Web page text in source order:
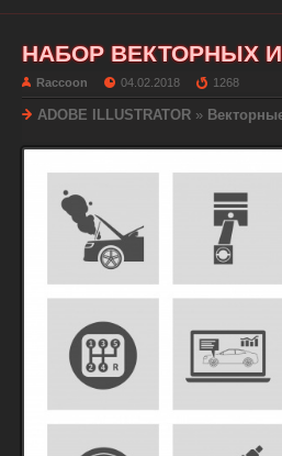
НАБОР ВЕКТОРНЫХ
Raccoon 04.02.2018 1268
ADOBE ILLUSTRATOR »